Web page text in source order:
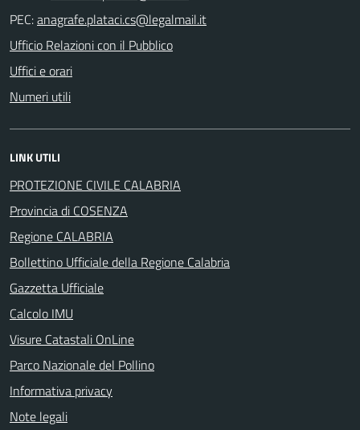
PEC:
Ufficio Relazioni con il Pubblico
Uffici e orari
Numeri utili
LINK UTILI
PROTEZIONE CIVILE CALABRIA
Provincia di COSENZA
Regione CALABRIA
Bollettino Ufficiale della Regione Calabria
Gazzetta Ufficiale
Calcolo IMU
Visure Catastali OnLine
Parco Nazionale del Pollino
Informativa privacy
Note legali